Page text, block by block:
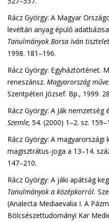
Rácz György: A Magyar
levéltári anyag épülő
Tanulmányok Borsa Iván
1998. 181–196.
Rácz György: Egyháztörténet.
reneszánsz. Magyarország
Szentpéteri József. Bp., 1999.
Rácz György: A Ják
Szemle, 54. (2000) 1–2. sz.
Rácz György: A
magisztrátus-joga a 13–14.
147–210.
Rácz György: A jáki apátság
Tanulmányok a középkorról.
(Analecta Mediaevalia I. A
Bölcsészettudományi Kar